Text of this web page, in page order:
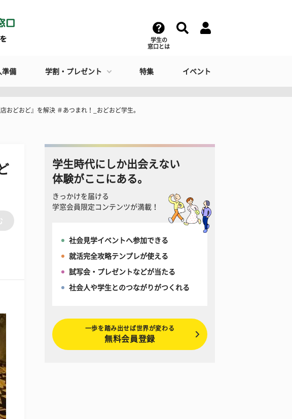
学生の
窓口とは
準備 学割・プレゼント 特集 イベント
おどおど』を解決 ＃あつまれ！_おどおど学生。
学生時代にしか出会えない
体験がここにある。
きっかけを届ける
学窓会員限定コンテンツが満載！
社会見学イベントへ参加できる
就活完全攻略テンプレが使える
試写会・プレゼントなどが当たる
社会人や学生とのつながりがつくれる
一歩を踏み出せば世界が変わる
無料会員登録